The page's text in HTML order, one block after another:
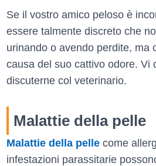
Se il vostro amico peloso è
essere talmente discreto che
urinando o avendo perdite, ma
causa del suo cattivo odore. Vi
discuterne col veterinario.
Malattie della pelle
Malattie della pelle come
infestazioni parassitarie